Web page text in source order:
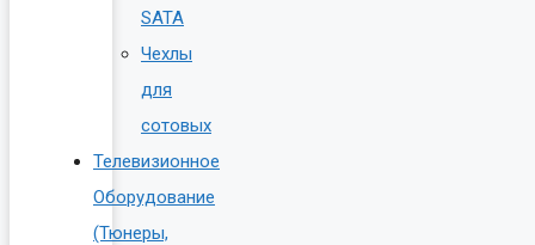
SATA
Чехлы
для
сотовых
Телевизионное
Оборудование
(Тюнеры,